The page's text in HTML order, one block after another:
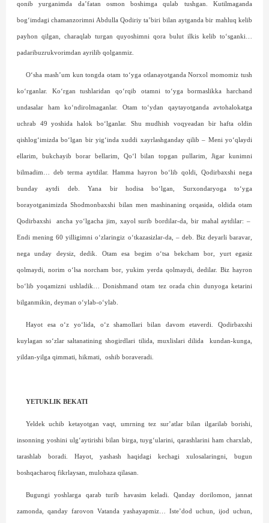
qonib yurganimda da’fatan osmon boshimga qulab tushgan. Kutilmaganda
bog‘imdagi chamanzorimni Abdulla Qodiriy ta’biri bilan aytganda bir mahluq kelib
payhon qilgan, charaqlab turgan quyoshimni qora bulut ilkis kelib to‘sganki…
padaribuzrukvorimdan ayrilib qolganmiz.
O‘sha mash’um kun tongda otam to‘yga otlanayotganda Norxol momomiz tush
ko‘rganlar. Ko‘rgan tushlaridan qo‘rqib otamni to‘yga bormaslikka harchand
undasalar ham ko‘ndirolmaganlar. Otam to‘ydan qaytayotganda avtohalokatga
uchrab 49 yoshida halok bo‘lganlar. Shu mud­hish voqyeadan bir hafta oldin
qishlog‘imizda bo‘lgan bir yig‘inda xuddi xayrlashganday qilib – Meni yo‘qlaydi
ellarim, bukchayib borar bellarim, Qo‘l bilan topgan pullarim, Jigar kunimni
bilmadim… deb terma aytdilar. Hamma hayron bo‘lib qoldi, Qodirbaxshi nega
bunday aytdi deb. Yana bir hodisa bo‘lgan, Surxondaryoga to‘yga
borayotganimizda Shodmonbaxshi bilan men mashinaning orqasida, oldida otam
Qodirbaxshi ancha yo‘lgacha jim, xayol surib bordilar-da, bir mahal aytdilar: –
Endi mening 60 yilligimni o‘zlaringiz o‘tkazasizlar-da, – deb. Biz deyarli baravar,
nega unday deysiz, dedik. Otam esa begim o‘tsa bekcham bor, yurt egasiz
qolmaydi, norim o‘lsa norcham bor, yukim yerda qolmaydi, dedilar. Biz hayron
bo‘lib yoqamizni ushladik… Donishmand otam tez orada chin dunyo­ga ketarini
bilganmikin, deyman o‘ylab-o‘ylab.
Hayot esa o‘z yo‘lida, o‘z shamollari bilan davom etaverdi. Qodirbaxshi
kuylagan so‘zlar saltanatining shogirdlari tilida, muxlislari dilida kundan-kunga,
yildan-yilga qimmati, hikmati, oshib boraveradi.
YETUKLIK BEKATI
Yeldek uchib ketayotgan vaqt, umrning tez sur’atlar bilan ilgarilab borishi,
insonning yoshini ulg‘aytirishi bilan birga, tuyg‘ularini, qarashlarini ham charxlab,
tarashlab boradi. Hayot, yashash haqidagi kechagi xulosalaringni, bugun
boshqacharoq fikrlaysan, mulohaza qilasan.
Bugungi yoshlarga qarab turib havasim keladi. Qanday dorilomon, jannat
zamonda, qanday farovon Vatanda yashayapmiz… Iste’dod uchun, ijod uchun,